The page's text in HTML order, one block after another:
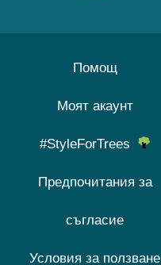
Помощ
Моят акаунт
#StyleForTrees
Предпочитания за
съгласие
Условия за ползване